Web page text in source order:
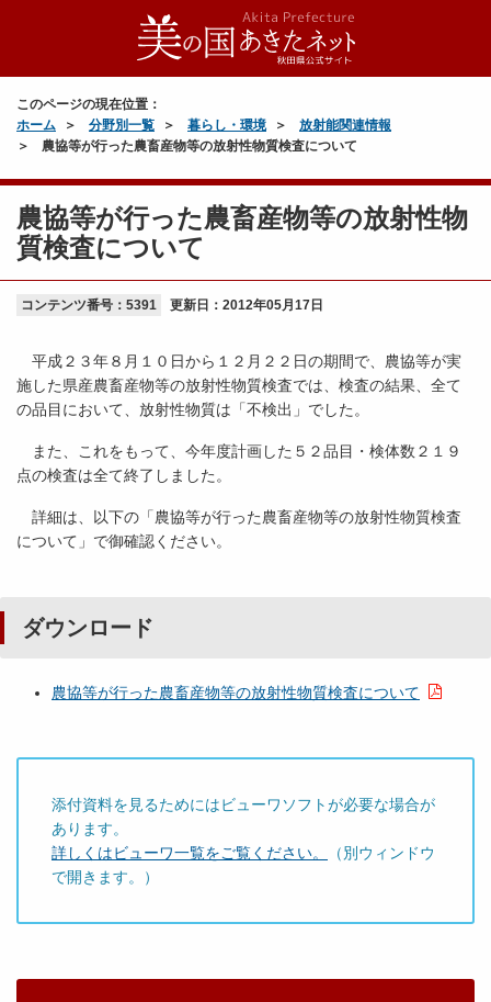
このページの現在位置：
ホーム
分野別一覧 暮らし・環境
放射能関連情報
農協等が行った農畜産物等の放射性物質検査について
農協等が行った農畜産物等の放射性物
質検査について
コンテンツ番号：5391 更新日： 2012年05月17日
平成２３年８月１０日から１２月２２日の期間で、農協等が実
施した県産農畜産物等の放射性物質検査では、検査の結果、全て
の品目において、放射性物質は「不検出」でした。
また、これをもって、今年度計画した５２品目・検体数２１９
点の検査は全て終了しました。
詳細は、以下の「農協等が行った農畜産物等の放射性物質検査
について」で御確認ください。
ダウンロード
農協等が行った農畜産物等の放射性物質検査について
添付資料を見るためにはビューワソフトが必要な場合が
あります。
詳しくはビューワ一覧をご覧ください。
（別ウィンドウ
で開きます。）